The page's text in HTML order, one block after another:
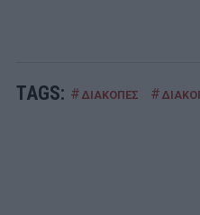
TAGS: # ΔΙΑΚΟΠΕΣ #